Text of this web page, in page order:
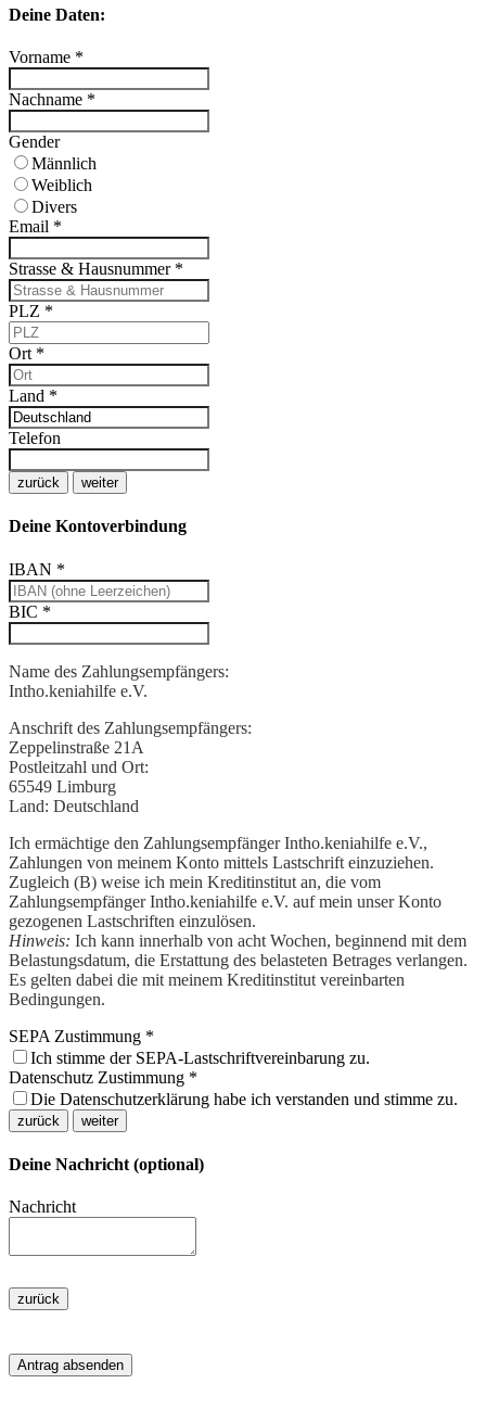
Deine Daten:
Vorname *
Nachname *
Gender
Männlich
Weiblich
Divers
Email *
Strasse & Hausnummer *
PLZ *
Ort *
Land *
Telefon
zurück weiter
Deine Kontoverbindung
IBAN *
BIC *
Name des Zahlungsempfängers:
Intho.keniahilfe e.V.
Anschrift des Zahlungsempfängers:
Zeppelinstraße 21A
Postleitzahl und Ort:
65549 Limburg
Land: Deutschland
Ich ermächtige den Zahlungsempfänger Intho.keniahilfe e.V.,
Zahlungen von meinem Konto mittels Lastschrift einzuziehen.
Zugleich (B) weise ich mein Kreditinstitut an, die vom
Zahlungsempfänger Intho.keniahilfe e.V. auf mein unser Konto
gezogenen Lastschriften einzulösen.
Hinweis: Ich kann innerhalb von acht Wochen, beginnend mit dem
Belastungsdatum, die Erstattung des belasteten Betrages verlangen.
Es gelten dabei die mit meinem Kreditinstitut vereinbarten
Bedingungen.
SEPA Zustimmung *
Ich stimme der SEPA-Lastschriftvereinbarung zu.
Datenschutz Zustimmung *
Die Datenschutzerklärung habe ich verstanden und stimme zu.
zurück weiter
Deine Nachricht (optional)
Nachricht
zurück
Antrag absenden